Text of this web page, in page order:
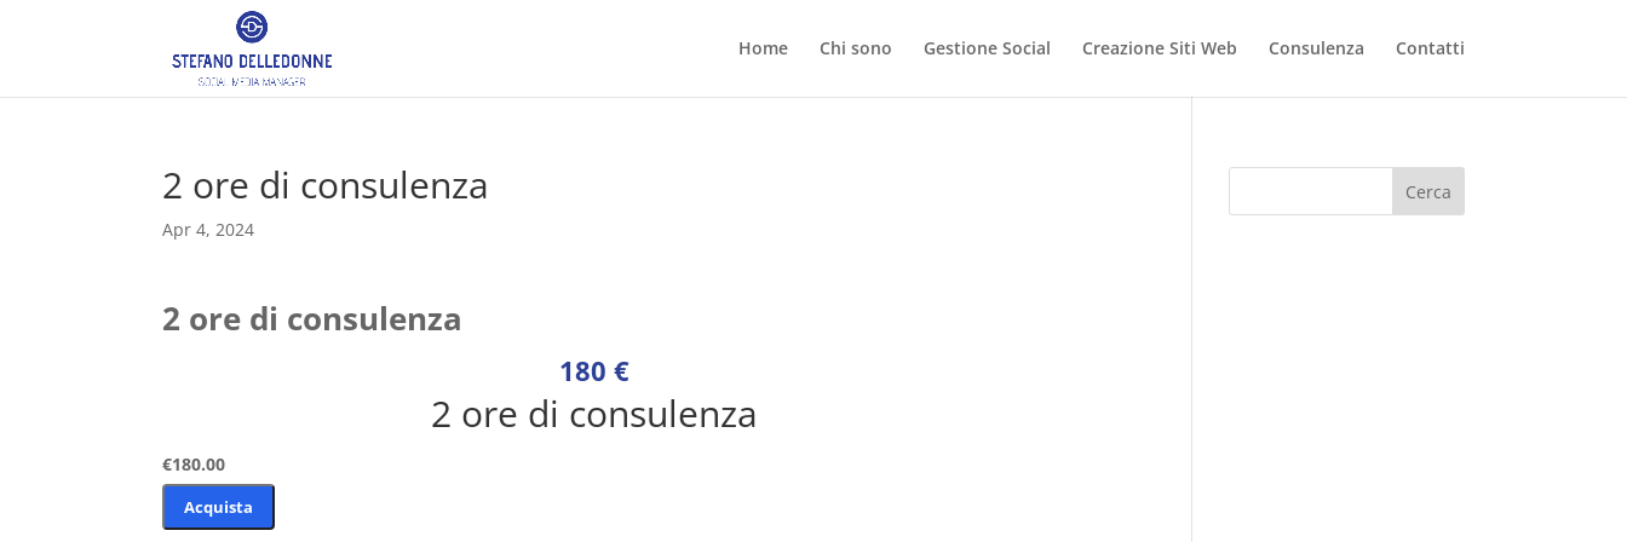
Home Chi sono Gestione Social Creazione Siti Web Consulenza Contatti
2 ore di consulenza
Apr 4, 2024
2 ore di consulenza
180 €
2 ore di consulenza
€180.00
Acquista